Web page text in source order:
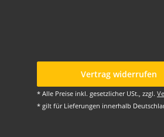
Vertrag widerrufen
* Alle Preise inkl. gesetzlicher USt., zzgl.
* gilt für Lieferungen innerhalb